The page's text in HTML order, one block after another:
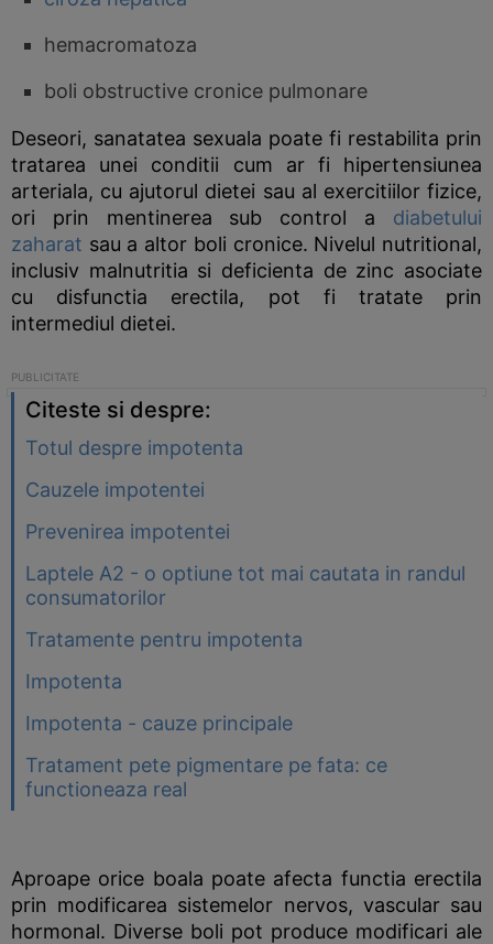
hemacromatoza
boli obstructive cronice pulmonare
Deseori, sanatatea sexuala poate fi restabilita prin
tratarea unei conditii cum ar fi hipertensiunea
arteriala, cu ajutorul dietei sau al exercitiilor fizice,
ori prin mentinerea sub control a diabetului
zaharat sau a altor boli cronice. Nivelul nutritional,
inclusiv malnutritia si deficienta de zinc asociate
cu disfunctia erectila, pot fi tratate prin
intermediul dietei.
Citeste si despre:
Totul despre impotenta
Cauzele impotentei
Prevenirea impotentei
Laptele A2 - o optiune tot mai cautata in randul
consumatorilor
Tratamente pentru impotenta
Impotenta
Impotenta - cauze principale
Tratament pete pigmentare pe fata: ce
functioneaza real
Aproape orice boala poate afecta functia erectila
prin modificarea sistemelor nervos, vascular sau
hormonal. Diverse boli pot produce modificari ale